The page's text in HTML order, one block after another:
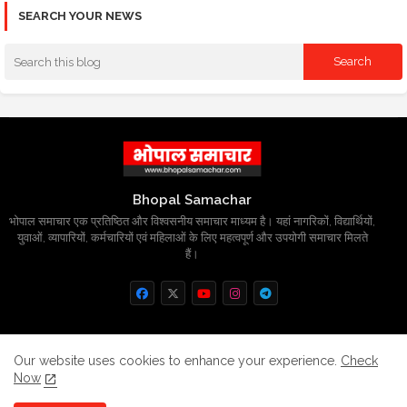
SEARCH YOUR NEWS
Bhopal Samachar
भोपाल समाचार एक प्रतिष्ठित और विश्वसनीय समाचार माध्यम है। यहां नागरिकों, विद्यार्थियों,
युवाओं, व्यापारियों, कर्मचारियों एवं महिलाओं के लिए महत्वपूर्ण और उपयोगी समाचार मिलते
हैं।
Home About Contact us
Privacy Policy
Our website uses cookies to enhance your experience. Check
Now